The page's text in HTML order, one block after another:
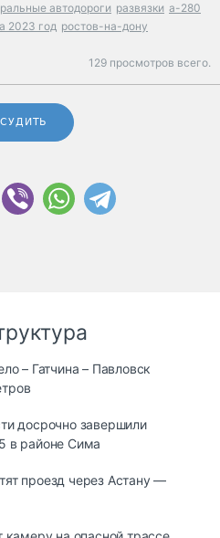
автодороги развязки а-280
2023 год ростов-на-дону
129 просмотров всего.
– Гатчина – Павловск
досрочно завершили
в районе Сима
проезд через Астану —